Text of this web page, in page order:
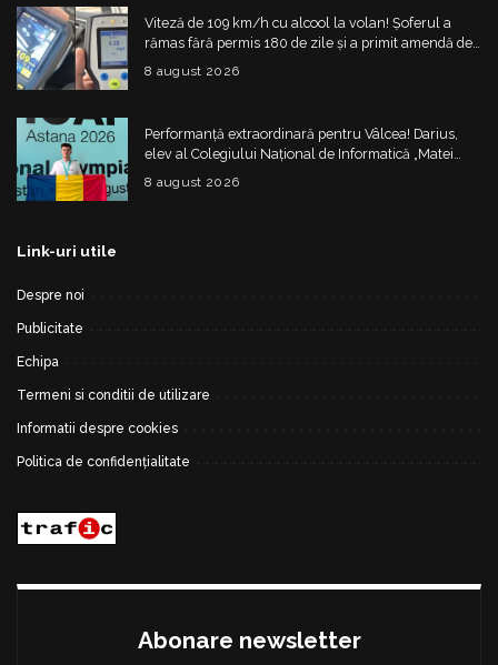
Viteză de 109 km/h cu alcool la volan! Șoferul a
rămas fără permis 180 de zile și a primit amendă de
4.325 de lei
8 august 2026
Performanță extraordinară pentru Vâlcea! Darius,
elev al Colegiului Național de Informatică „Matei
Basarab”, a cucerit argintul la Olimpiada
Internațională de Inteligență Artificială
8 august 2026
Link-uri utile
Despre noi
Publicitate
Echipa
Termeni si conditii de utilizare
Informatii despre cookies
Politica de confidențialitate
Abonare newsletter